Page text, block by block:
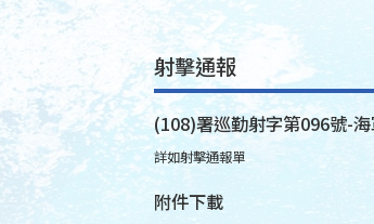
射擊通報
(108)署巡勤射字第096號-
詳如射擊通報單
附件下載